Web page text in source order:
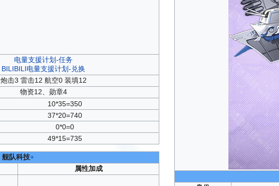
电量支援计划-任务
BILIBILI电量支援计划-兑换
炮击3 雷击12 航空0 装填12
物资12、勋章4
10*35=350
37*20=740
0*0=0
49*15=735
舰队科技+
属性加成